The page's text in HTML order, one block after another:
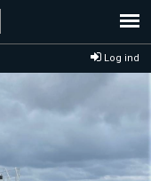
Log ind